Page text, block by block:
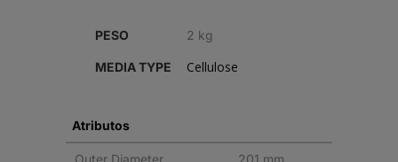
PESO 2 kg
MEDIA TYPE Cellulose
Atributos
Outer Diameter 201 mm